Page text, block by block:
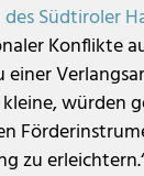
Südtiroler
Konflikte
würden
zu